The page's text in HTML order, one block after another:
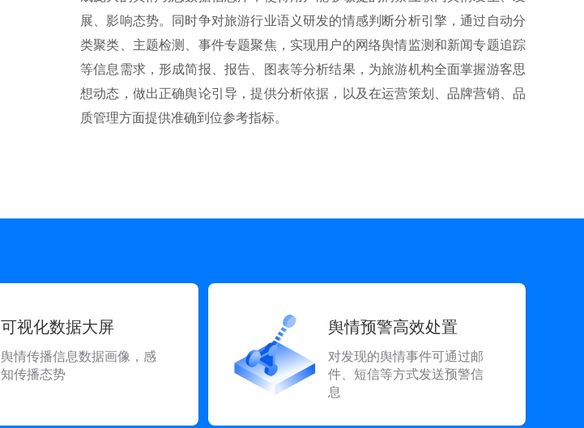
展、影响态势。同时争对旅游行业语义研发的情感判断分析引擎，通过自动分
类聚类、主题检测、事件专题聚焦，实现用户的网络舆情监测和新闻专题追踪
等信息需求，形成简报、报告、图表等分析结果，为旅游机构全面掌握游客思
想动态，做出正确舆论引导，提供分析依据，以及在运营策划、品牌营销、品
质管理方面提供准确到位参考指标。
可视化数据大屏
舆情传播信息数据画像，感
知传播态势
舆情预警高效处置
对发现的舆情事件可通过邮
件、短信等方式发送预警信
息